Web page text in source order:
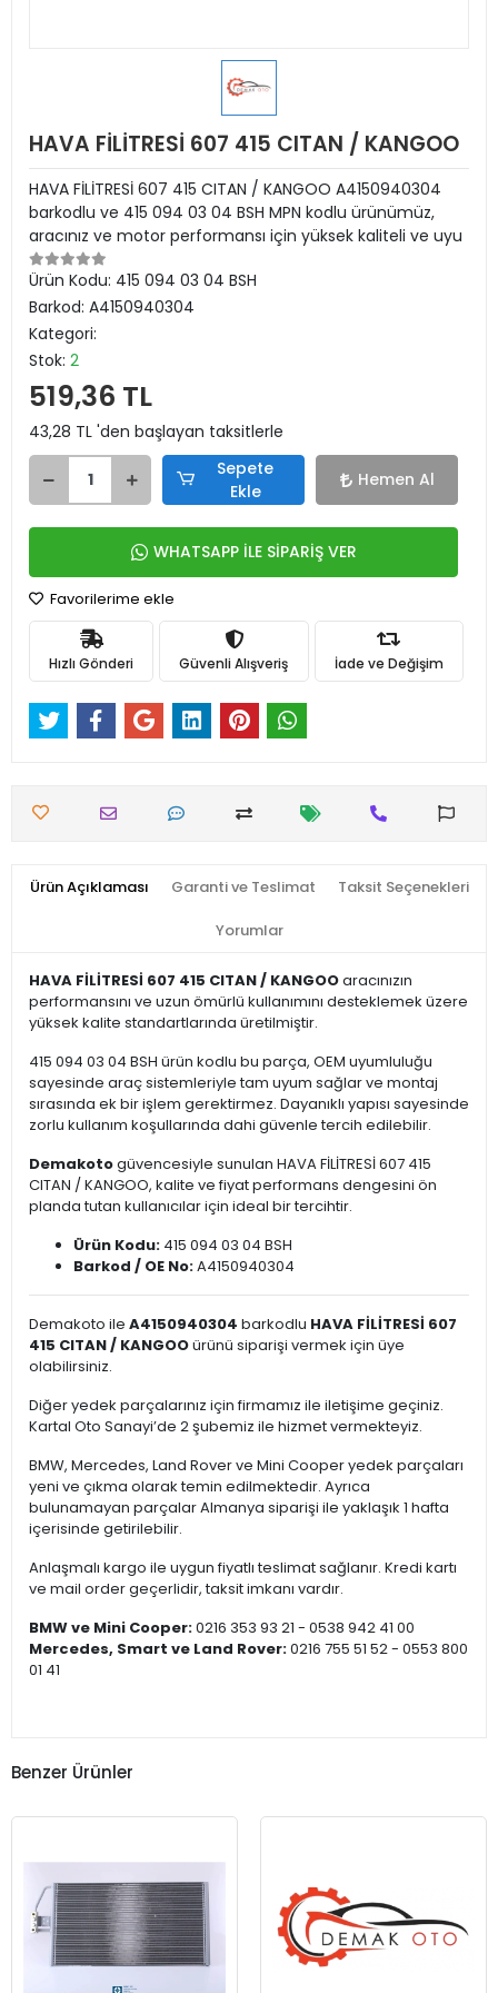
HAVA FİLİTRESİ 607 415 CITAN / KANGOO
HAVA FİLİTRESİ 607 415 CITAN / KANGOO A4150940304
barkodlu ve 415 094 03 04 BSH MPN kodlu ürünümüz,
aracınız ve motor performansı için yüksek kaliteli ve uyu
Ürün Kodu: 415 094 03 04 BSH
Barkod: A4150940304
Kategori:
Stok: 2
519,36 TL
43,28 TL 'den başlayan taksitlerle
Sepete
Ekle
Hemen Al
WHATSAPP İLE SİPARİŞ VER
Favorilerime ekle
Hızlı Gönderi Güvenli Alışveriş İade ve Değişim
Ürün Açıklaması Garanti ve Teslimat Taksit Seçenekleri
Yorumlar
HAVA FİLİTRESİ 607 415 CITAN / KANGOOaracınızın
performansını ve uzun ömürlü kullanımını desteklemek üzere
yüksek kalite standartlarında üretilmiştir.
415 094 03 04 BSH ürün kodlu bu parça, OEM uyumluluğu
sayesinde araç sistemleriyle tam uyum sağlar ve montaj
sırasında ek bir işlem gerektirmez. Dayanıklı yapısı sayesinde
zorlu kullanım koşullarında dahi güvenle tercih edilebilir.
Demakotogüvencesiyle sunulan HAVA FİLİTRESİ 607 415
CITAN / KANGOO, kalite ve fiyat performans dengesini ön
planda tutan kullanıcılar için ideal bir tercihtir.
Ürün Kodu: 415 094 03 04 BSH
Barkod / OE No:A4150940304
Demakoto ile A4150940304 barkodlu HAVA FİLİTRESİ 607
415 CITAN / KANGOOürünü siparişi vermek için üye
olabilirsiniz.
Diğer yedek parçalarınız için firmamız ile iletişime geçiniz.
Kartal Oto Sanayi’de 2 şubemiz ile hizmet vermekteyiz.
BMW, Mercedes, Land Rover ve Mini Cooper yedek parçaları
yeni ve çıkma olarak temin edilmektedir. Ayrıca
bulunamayan parçalar Almanya siparişi ile yaklaşık 1 hafta
içerisinde getirilebilir.
Anlaşmalı kargo ile uygun fiyatlı teslimat sağlanır. Kredi kartı
ve mail order geçerlidir, taksit imkanı vardır.
BMW ve Mini Cooper:0216 353 93 21 - 0538 942 41 00
Mercedes, Smart ve Land Rover:0216 755 51 52 - 0553 800
01 41
Benzer Ürünler